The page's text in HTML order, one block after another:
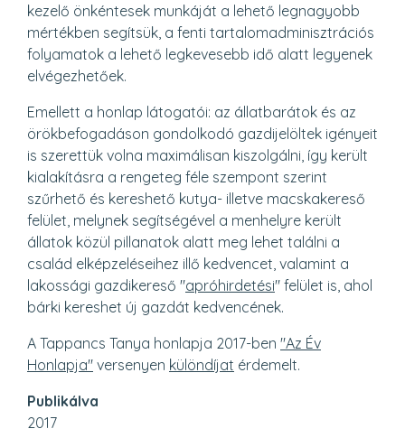
kezelő önkéntesek munkáját a lehető legnagyobb
mértékben segítsük, a fenti tartalomadminisztrációs
folyamatok a lehető legkevesebb idő alatt legyenek
elvégezhetőek.
Emellett a honlap látogatói: az állatbarátok és az
örökbefogadáson gondolkodó gazdijelöltek igényeit
is szerettük volna maximálisan kiszolgálni, így került
kialakításra a rengeteg féle szempont szerint
szűrhető és kereshető kutya- illetve macskakereső
felület, melynek segítségével a menhelyre került
állatok közül pillanatok alatt meg lehet találni a
család elképzeléseihez illő kedvencet, valamint a
lakossági gazdikereső "apróhirdetési" felület is, ahol
bárki kereshet új gazdát kedvencének.
A Tappancs Tanya honlapja 2017-ben "Az Év
Honlapja" versenyen különdíjat érdemelt.
Publikálva
2017